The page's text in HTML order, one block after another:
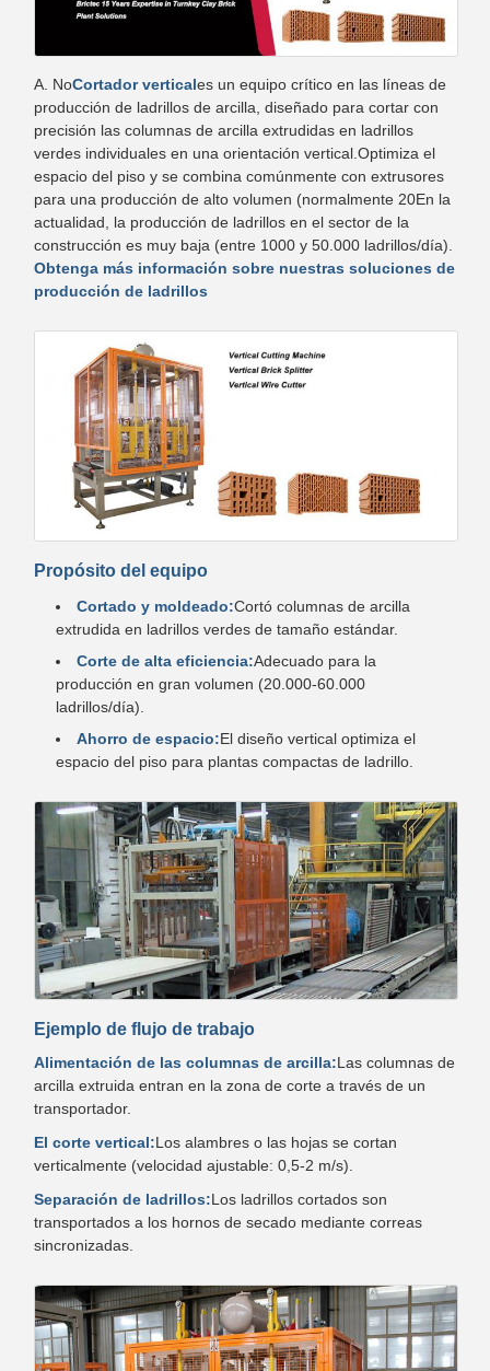
A. NoCortador verticales un equipo crítico en las líneas de
producción de ladrillos de arcilla, diseñado para cortar con
precisión las columnas de arcilla extrudidas en ladrillos
verdes individuales en una orientación vertical.Optimiza el
espacio del piso y se combina comúnmente con extrusores
para una producción de alto volumen (normalmente 20En la
actualidad, la producción de ladrillos en el sector de la
construcción es muy baja (entre 1000 y 50.000 ladrillos/día).
Obtenga más información sobre nuestras soluciones de
producción de ladrillos
Propósito del equipo
Cortado y moldeado:Cortó columnas de arcilla
extrudida en ladrillos verdes de tamaño estándar.
Corte de alta eficiencia:Adecuado para la
producción en gran volumen (20.000-60.000
ladrillos/día).
Ahorro de espacio:El diseño vertical optimiza el
espacio del piso para plantas compactas de ladrillo.
Ejemplo de flujo de trabajo
Alimentación de las columnas de arcilla:Las columnas de
arcilla extruida entran en la zona de corte a través de un
transportador.
El corte vertical:Los alambres o las hojas se cortan
verticalmente (velocidad ajustable: 0,5-2 m/s).
Separación de ladrillos:Los ladrillos cortados son
transportados a los hornos de secado mediante correas
sincronizadas.